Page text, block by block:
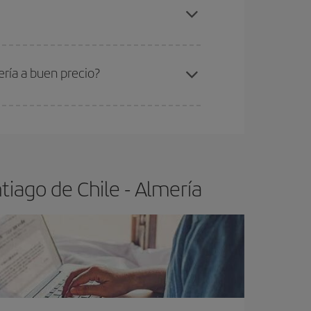
de Chile-Almería-dest
a buen precio?
de Chile - Almería